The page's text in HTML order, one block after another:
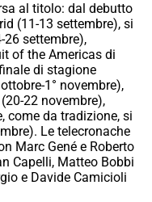
al titolo: dal debutto
(11-13 settembre), si
26 settembre),
of the Americas di
di stagione
1° novembre),
22 novembre),
come da tradizione, si
Le telecronache
Marc Gené e Roberto
Capelli, Matteo Bobbi
e Davide Camicioli